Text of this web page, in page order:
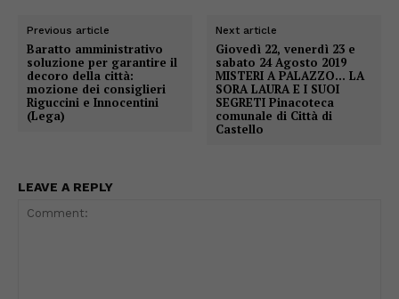
Previous article
Baratto amministrativo
soluzione per garantire il
decoro della città:
mozione dei consiglieri
Riguccini e Innocentini
(Lega)
Next article
Giovedì 22, venerdì 23 e
sabato 24 Agosto 2019
MISTERI A PALAZZO… LA
SORA LAURA E I SUOI
SEGRETI Pinacoteca
comunale di Città di
Castello
LEAVE A REPLY